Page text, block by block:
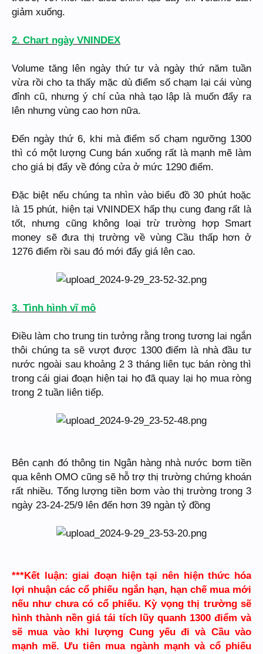
giảm xuống.
2. Chart ngày VNINDEX
Volume tăng lên ngày thứ tư và ngày thứ năm tuần
vừa rồi cho ta thấy mặc dù điểm số chạm lại cái vùng
đỉnh cũ, nhưng ý chí của nhà tạo lập là muốn đẩy ra
lên nhưng vùng cao hơn nữa.
Đến ngày thứ 6, khi mà điểm số chạm ngưỡng 1300
thì có một lượng Cung bán xuống rất là mạnh mẽ làm
cho giá bị đẩy về đóng cửa ở mức 1290 điểm.
Đặc biệt nếu chúng ta nhìn vào biểu đồ 30 phút hoặc
là 15 phút, hiện tại VNINDEX hấp thụ cung đang rất là
tốt, nhưng cũng không loại trừ trường hợp Smart
money sẽ đưa thị trường về vùng Cầu thấp hơn ở
1276 điểm rồi sau đó mới đẩy giá lên cao.
3. Tình hình vĩ mô
Điều làm cho trung tin tưởng rằng trong tương lai ngắn
thôi chúng ta sẽ vượt được 1300 điểm là nhà đầu tư
nước ngoài sau khoảng 2 3 tháng liên tục bán ròng thì
trong cái giai đoạn hiện tại họ đã quay lại họ mua ròng
trong 2 tuần liên tiếp.
Bên cạnh đó thông tin Ngân hàng nhà nước bơm tiền
qua kênh OMO cũng sẽ hỗ trợ thị trường chứng khoán
rất nhiều. Tổng lượng tiền bơm vào thị trường trong 3
ngày 23-24-25/9 lên đến hơn 39 ngàn tỷ đồng
***Kết luận: giai đoạn hiện tại nên hiện thức hóa
lợi nhuận các cổ phiếu ngắn hạn, hạn chế mua mới
nếu như chưa có cổ phiếu. Kỳ vọng thị trường sẽ
hình thành nền giá tái tích lũy quanh 1300 điểm và
sẽ mua vào khi lượng Cung yếu đi và Cầu vào
mạnh mẽ. Ưu tiên mua ngành mạnh và cổ phiếu